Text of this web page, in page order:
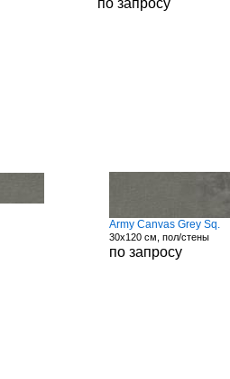
по запросу
Army Canvas Grey Sq.
30x120 см, пол/стены
по запросу